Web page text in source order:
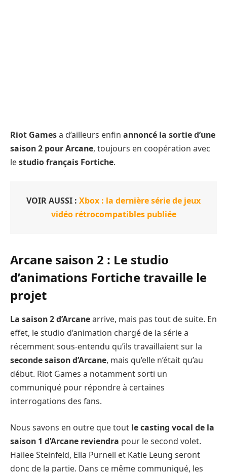
Riot Gamesa d’ailleurs enfin annoncé la sortie d’une
saison 2 pour Arcane, toujours en coopération avec
lestudio français Fortiche.
VOIR AUSSI : Xbox : la dernière série de jeux
vidéo rétrocompatibles publiée
Arcane saison 2 : Le studio
d’animations Fortiche travaille le
projet
La saison 2 d’Arcanearrive, mais pas tout de suite. En
effet, le studio d’animation chargé de la série a
récemment sous-entendu qu’ils travaillaient sur la
seconde saison d’Arcane, mais qu’elle n’était qu’au
début. Riot Games a notamment sorti un
communiqué pour répondre à certaines
interrogations des fans.
Nous savons en outre que tout le casting vocal de la
saison 1 d’Arcane reviendra pour le second volet.
Hailee Steinfeld, Ella Purnell et Katie Leung seront
donc de la partie. Dans ce même communiqué, les